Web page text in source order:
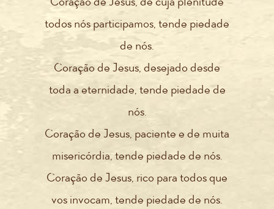
todos nós participamos, tende piedade
de nós.
Coração de Jesus, desejado desde
toda a eternidade, tende piedade de
nós.
Coração de Jesus, paciente e de muita
misericórdia, tende piedade de nós.
Coração de Jesus, rico para todos que
vos invocam, tende piedade de nós.